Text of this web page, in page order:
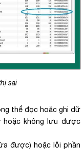
sai
thể đọc hoặc ghi dữ
hoặc không lưu được
được) hoặc lỗi phần